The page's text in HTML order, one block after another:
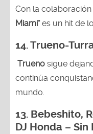
Con la
Miami"es un hit de
14.Trueno-
Trueno sigue
continúa
mundo.
13. Bebeshito,
DJ Honda – Sin